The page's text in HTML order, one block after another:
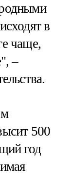
в
чаще,
–
500
год